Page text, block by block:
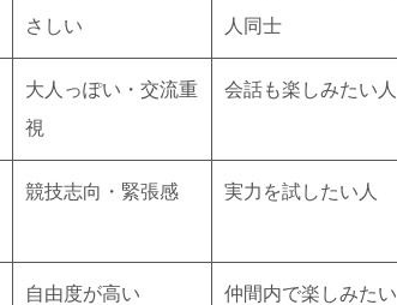
さしい
人同士
大人っぽい・交流重
視
会話も楽しみたい人
競技志向・緊張感 実力を試したい人
自由度が高い
仲間内で楽しみたい